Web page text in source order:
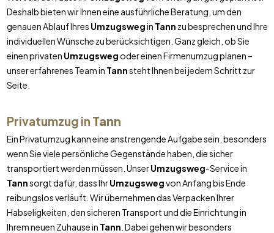
Deshalb bieten wir Ihnen eine ausführliche Beratung, um den
genauen Ablauf Ihres Umzugswegin Tann zu besprechen und Ihre
individuellen Wünsche zu berücksichtigen. Ganz gleich, ob Sie
einen privaten Umzugswegoder einen Firmenumzug planen –
unser erfahrenes Team in Tannsteht Ihnen bei jedem Schritt zur
Seite.
Privatumzug in Tann
Ein Privatumzug kann eine anstrengende Aufgabe sein, besonders
wenn Sie viele persönliche Gegenstände haben, die sicher
transportiert werden müssen. UnserUmzugsweg-Service in
Tannsorgt dafür, dass IhrUmzugswegvon Anfang bis Ende
reibungslos verläuft. Wir übernehmen das Verpacken Ihrer
Habseligkeiten, den sicheren Transport und die Einrichtung in
Ihrem neuen Zuhause in Tann . Dabei gehen wir besonders